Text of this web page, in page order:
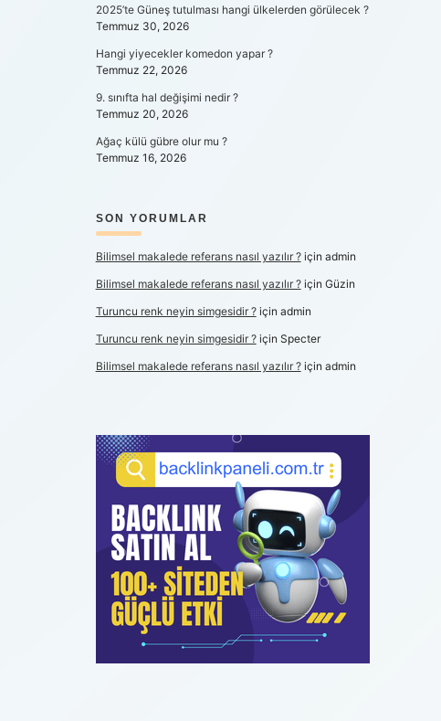
2025’te Güneş tutulması hangi ülkelerden görülecek ?
Temmuz 30, 2026
Hangi yiyecekler komedon yapar ?
Temmuz 22, 2026
9. sınıfta hal değişimi nedir ?
Temmuz 20, 2026
Ağaç külü gübre olur mu ?
Temmuz 16, 2026
SON YORUMLAR
Bilimsel makalede referans nasıl yazılır ?için admin
Bilimsel makalede referans nasıl yazılır ?için Güzin
Turuncu renk neyin simgesidir ?için admin
Turuncu renk neyin simgesidir ?için Specter
Bilimsel makalede referans nasıl yazılır ?için admin